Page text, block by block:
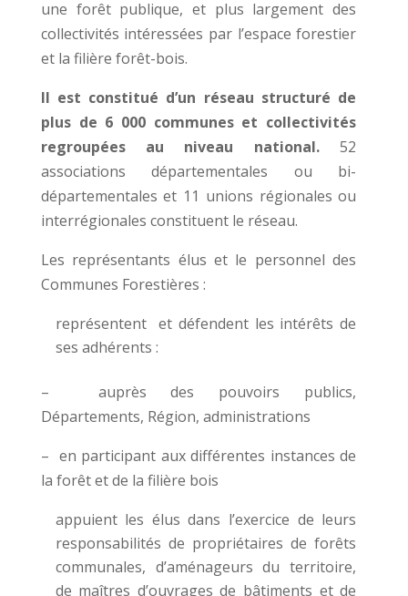
une forêt publique, et plus largement des
collectivités intéressées par l’espace forestier
et la filière forêt-bois.
Il est constitué d’un réseau structuré de
plus de 6 000 communes et collectivités
regroupées au niveau national.52
associations départementales ou bi-
départementales et 11 unions régionales ou
interrégionales constituent le réseau.
Les représentants élus et le personnel des
Communes Forestières :
représentent et défendent les intérêts de
ses adhérents :
– auprès des pouvoirs publics,
Départements, Région, administrations
– en participant aux différentes instances de
la forêt et de la filière bois
appuient les élus dans l’exercice de leurs
responsabilités de propriétaires de forêts
communales, d’aménageurs du territoire,
de maîtres d’ouvrages de bâtiments et de